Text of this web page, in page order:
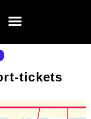
tickets